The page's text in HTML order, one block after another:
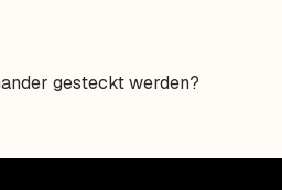
gesteckt werden?